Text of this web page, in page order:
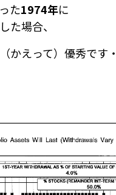
た1974年に
た場合、
かえって）優秀です